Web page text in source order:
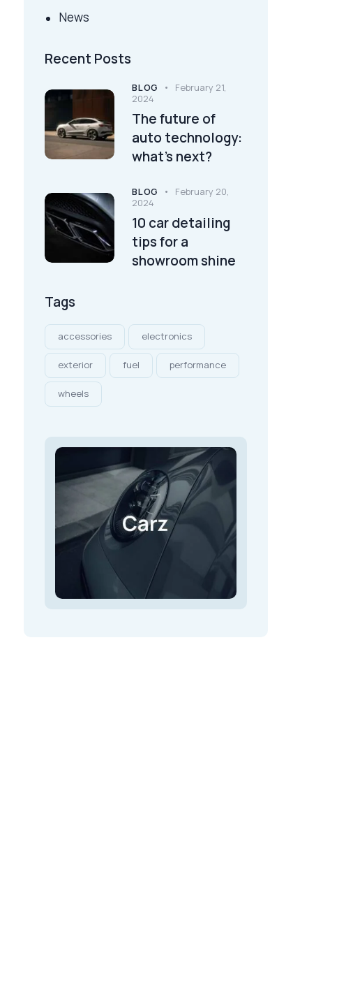
News
Recent Posts
BLOG
February 21,
2024
The future of
auto technology:
what’s next?
BLOG
February 20,
2024
10 car detailing
tips for a
showroom shine
Tags
accessories electronics
exterior fuel performance
wheels